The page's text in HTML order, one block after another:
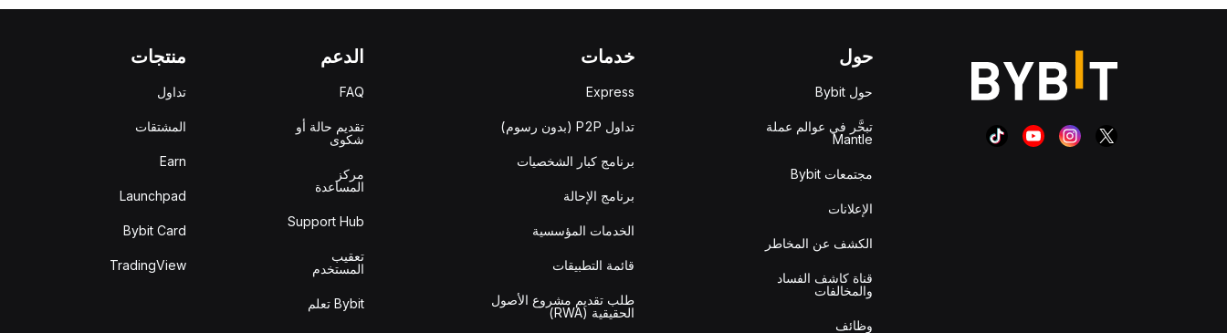
حول
حول Bybit
تبحَّر في عوالم عملة
Mantle
مجتمعات Bybit
الإعلانات
الكشف عن المخاطر
قناة كاشف الفساد
والمخالفات
وظائف
خدمات
Express
تداول P2P (بدون رسوم)
برنامج كبار الشخصيات
برنامج الإحالة
الخدمات المؤسسية
قائمة التطبيقات
طلب تقديم مشروع الأصول
الحقيقية (RWA)
الدعم
FAQ
تقديم حالة أو
شكوى
مركز
المساعدة
Support Hub
تعقيب
المستخدم
Bybit تعلم
منتجات
تداول
المشتقات
Earn
Launchpad
Bybit Card
TradingView